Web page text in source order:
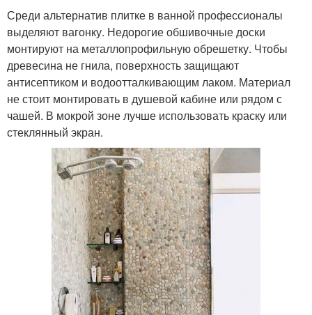
Среди альтернатив плитке в ванной профессионалы
выделяют вагонку. Недорогие обшивочные доски
монтируют на металлопрофильную обрешетку. Чтобы
древесина не гнила, поверхность защищают
антисептиком и водоотталкивающим лаком. Материал
не стоит монтировать в душевой кабине или рядом с
чашей. В мокрой зоне лучше использовать краску или
стеклянный экран.